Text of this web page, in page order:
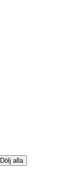
Dölj alla